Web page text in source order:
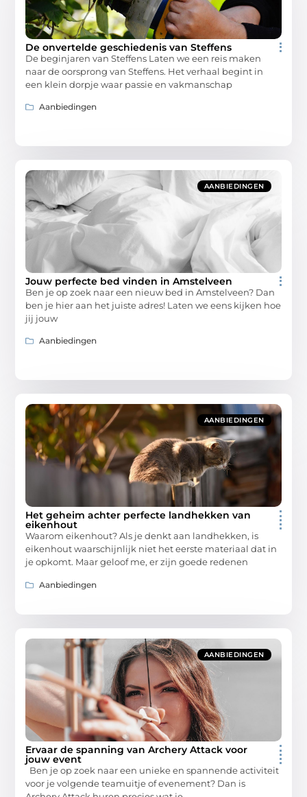
De onvertelde geschiedenis van Steffens
De beginjaren van Steffens Laten we een reis maken
naar de oorsprong van Steffens. Het verhaal begint in
een klein dorpje waar passie en vakmanschap
Aanbiedingen
AANBIEDINGEN
Jouw perfecte bed vinden in Amstelveen
Ben je op zoek naar een nieuw bed in Amstelveen? Dan
ben je hier aan het juiste adres! Laten we eens kijken hoe
jij jouw
Aanbiedingen
AANBIEDINGEN
Het geheim achter perfecte landhekken van
eikenhout
Waarom eikenhout? Als je denkt aan landhekken, is
eikenhout waarschijnlijk niet het eerste materiaal dat in
je opkomt. Maar geloof me, er zijn goede redenen
Aanbiedingen
AANBIEDINGEN
Ervaar de spanning van Archery Attack voor
jouw event
Ben je op zoek naar een unieke en spannende activiteit
voor je volgende teamuitje of evenement? Dan is